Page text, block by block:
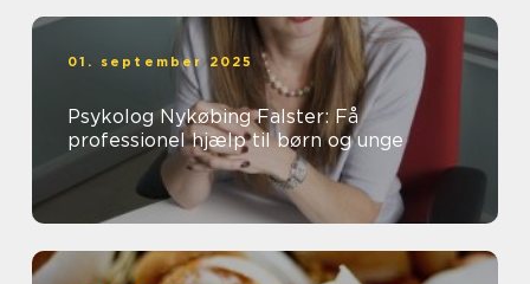
01. september 2025
Psykolog Nykøbing Falster: Få
professionel hjælp til børn og unge